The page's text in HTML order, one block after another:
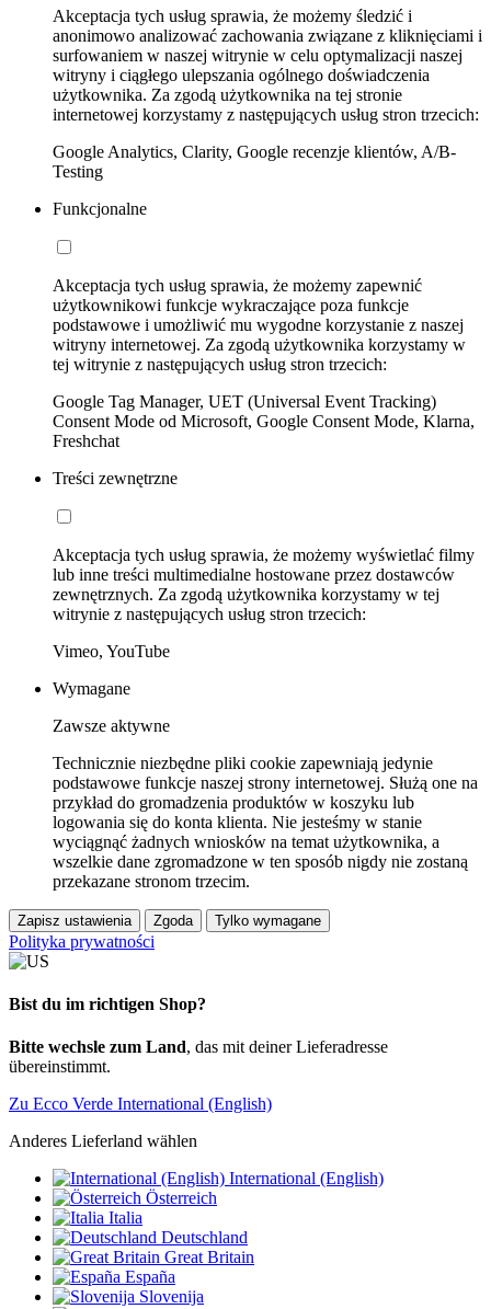
Akceptacja tych usług sprawia, że możemy śledzić i
anonimowo analizować zachowania związane z kliknięciami i
surfowaniem w naszej witrynie w celu optymalizacji naszej
witryny i ciągłego ulepszania ogólnego doświadczenia
użytkownika. Za zgodą użytkownika na tej stronie
internetowej korzystamy z następujących usług stron trzecich:
Google Analytics, Clarity, Google recenzje klientów, A/B-
Testing
Funkcjonalne
Akceptacja tych usług sprawia, że możemy zapewnić
użytkownikowi funkcje wykraczające poza funkcje
podstawowe i umożliwić mu wygodne korzystanie z naszej
witryny internetowej. Za zgodą użytkownika korzystamy w
tej witrynie z następujących usług stron trzecich:
Google Tag Manager, UET (Universal Event Tracking)
Consent Mode od Microsoft, Google Consent Mode, Klarna,
Freshchat
Treści zewnętrzne
Akceptacja tych usług sprawia, że możemy wyświetlać filmy
lub inne treści multimedialne hostowane przez dostawców
zewnętrznych. Za zgodą użytkownika korzystamy w tej
witrynie z następujących usług stron trzecich:
Vimeo, YouTube
Wymagane
Zawsze aktywne
Technicznie niezbędne pliki cookie zapewniają jedynie
podstawowe funkcje naszej strony internetowej. Służą one na
przykład do gromadzenia produktów w koszyku lub
logowania się do konta klienta. Nie jesteśmy w stanie
wyciągnąć żadnych wniosków na temat użytkownika, a
wszelkie dane zgromadzone w ten sposób nigdy nie zostaną
przekazane stronom trzecim.
Zapisz ustawienia Zgoda Tylko wymagane
Polityka prywatności
Bist du im richtigen Shop?
Bitte wechsle zum Land, das mit deiner Lieferadresse
übereinstimmt.
Zu Ecco Verde International (English)
Anderes Lieferland wählen
International (English)
Österreich
Italia
Deutschland
Great Britain
España
Slovenija